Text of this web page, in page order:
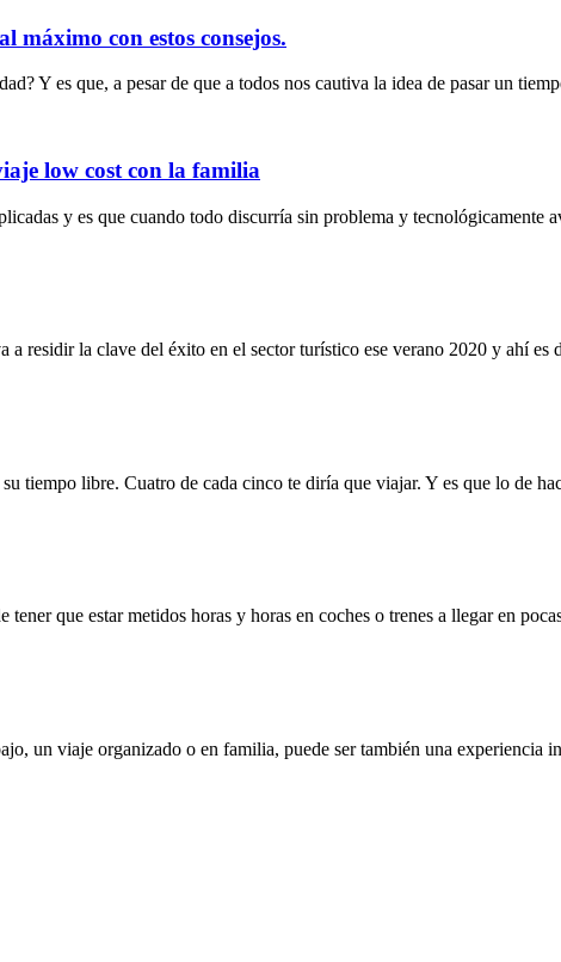
máximo con estos consejos.
Y es que, a pesar de que a todos nos cautiva la idea de pasar un
low cost con la familia
y es que cuando todo discurría sin problema y tecnológicamente
residir la clave del éxito en el sector turístico ese verano 2020 y ahí es
tiempo libre. Cuatro de cada cinco te diría que viajar. Y es que lo de
que estar metidos horas y horas en coches o trenes a llegar en
un viaje organizado o en familia, puede ser también una experiencia